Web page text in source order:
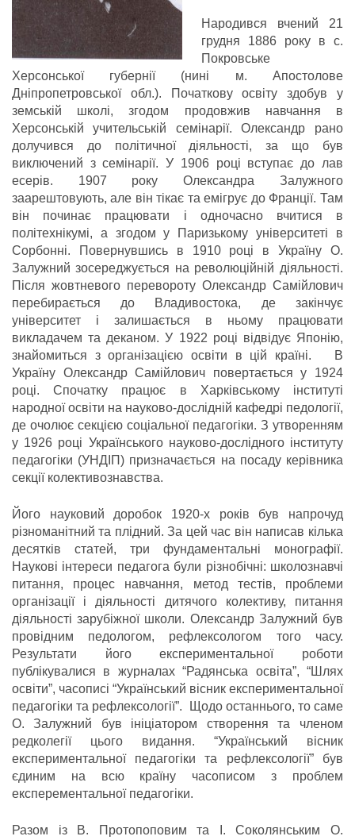
Народився вчений 21
грудня 1886 року в с.
Покровське
Херсонської губернії (нині м. Апостолове
Дніпропетровської обл.). Початкову освіту здобув у
земській школі, згодом продовжив навчання в
Херсонській учительській семінарії. Олександр рано
долучився до політичної діяльності, за що був
виключений з семінарії. У 1906 році вступає до лав
есерів. 1907 року Олександра Залужного
заарештовують, але він тікає та емігрує до Франції. Там
він починає працювати і одночасно вчитися в
політехнікумі, а згодом у Паризькому університеті в
Сорбонні. Повернувшись в 1910 році в Україну О.
Залужний зосереджується на революційній діяльності.
Після жовтневого перевороту Олександр Самійлович
перебирається до Владивостока, де закінчує
університет і залишається в ньому працювати
викладачем та деканом. У 1922 році відвідує Японію,
знайомиться з організацією освіти в цій країні. В
Україну Олександр Самійлович повертається у 1924
році. Спочатку працює в Харківському інституті
народної освіти на науково-дослідній кафедрі педології,
де очолює секцією соціальної педагогіки. З утворенням
у 1926 році Українського науково-дослідного інституту
педагогіки (УНДІП) призначається на посаду керівника
секції колективознавства.
Його науковий доробок 1920-х років був напрочуд
різноманітний та плідний. За цей час він написав кілька
десятків статей, три фундаментальні монографії.
Наукові інтереси педагога були різнобічні: школознавчі
питання, процес навчання, метод тестів, проблеми
організації і діяльності дитячого колективу, питання
діяльності зарубіжної школи. Олександр Залужний був
провідним педологом, рефлексологом того часу.
Результати його експериментальної роботи
публікувалися в журналах “Радянська освіта”, “Шлях
освіти”, часописі “Український вісник експериментальної
педагогіки та рефлексології”. Щодо останнього, то саме
О. Залужний був ініціатором створення та членом
редколегії цього видання. “Український вісник
експериментальної педагогіки та рефлексології” був
єдиним на всю країну часописом з проблем
експерементальної педагогіки.
Разом із В. Протопоповим та І. Соколянським О.